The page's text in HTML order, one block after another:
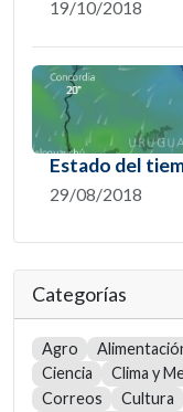
19/10/2018
Estado del
29/08/2018
Categorías
Agro
Ciencia
Clima y
Correos
Cultura